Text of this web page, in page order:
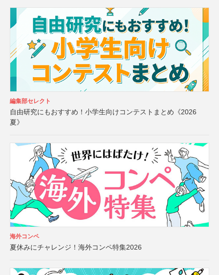
編集部セレクト
自由研究にもおすすめ！小学生向けコンテストまとめ《2026
夏》
海外コンペ
夏休みにチャレンジ！海外コンペ特集2026